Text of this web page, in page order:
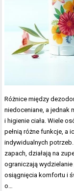
Różnice między
niedoceniane, a jednak
i higienie ciała. Wiele
pełnią różne funkcje, a
indywidualnych
zapach, działają na
ograniczają
osiągnięcia komfortu i
o…